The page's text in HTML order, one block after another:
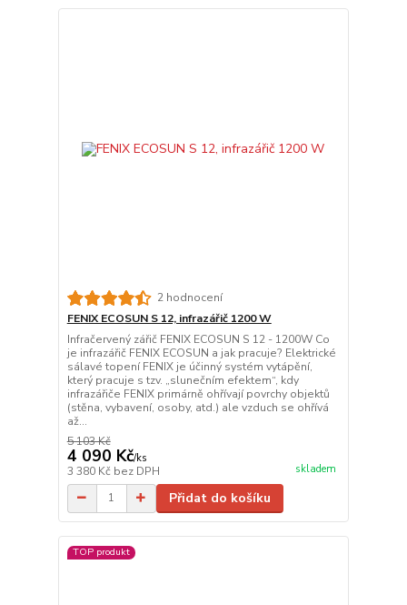
2 hodnocení
FENIX ECOSUN S 12, infrazářič 1200 W
Infračervený zářič FENIX ECOSUN S 12 - 1200W Co
je infrazářič FENIX ECOSUN a jak pracuje? Elektrické
sálavé topení FENIX je účinný systém vytápění,
který pracuje s tzv. „slunečním efektem“, kdy
infrazářiče FENIX primárně ohřívají povrchy objektů
(stěna, vybavení, osoby, atd.) ale vzduch se ohřívá
až...
5 103 Kč
4 090 Kč/ks
3 380 Kč bez DPH skladem
Přidat do košíku
TOP produkt